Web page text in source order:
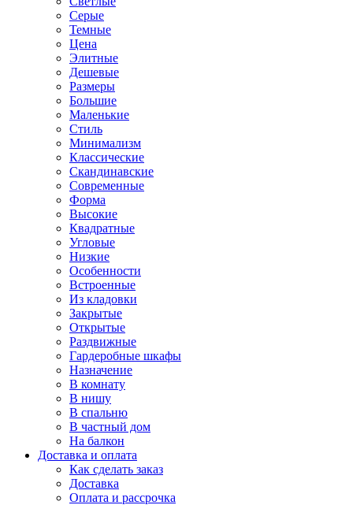
Серые
Темные
Цена
Элитные
Дешевые
Размеры
Большие
Маленькие
Стиль
Минимализм
Классические
Скандинавские
Современные
Форма
Высокие
Квадратные
Угловые
Низкие
Особенности
Встроенные
Из кладовки
Закрытые
Открытые
Раздвижные
Гардеробные шкафы
Назначение
В комнату
В нишу
В спальню
В частный дом
На балкон
Доставка и оплата
Как сделать заказ
Доставка
Оплата и рассрочка